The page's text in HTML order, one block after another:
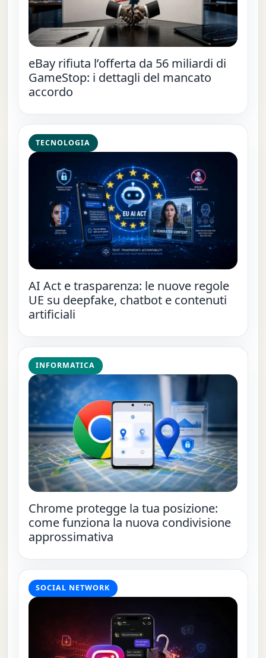
eBay rifiuta l’offerta da 56 miliardi di
GameStop: i dettagli del mancato
accordo
TECNOLOGIA
AI Act e trasparenza: le nuove regole
UE su deepfake, chatbot e contenuti
artificiali
INFORMATICA
Chrome protegge la tua posizione:
come funziona la nuova condivisione
approssimativa
SOCIAL NETWORK